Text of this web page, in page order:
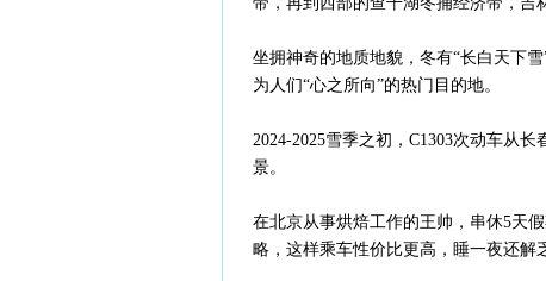
坐拥神奇的地质地貌，冬有“长白天下
为人们“心之所向”的热门目的地。
2024-2025雪季之初，C1303次动车从
景。
在北京从事烘焙工作的王帅，串休5天
略，这样乘车性价比更高，睡一夜还解